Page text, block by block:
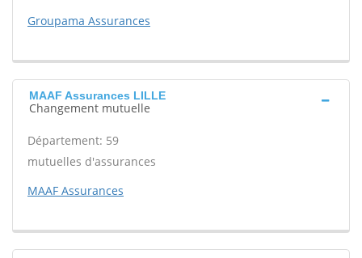
Groupama Assurances
MAAF Assurances LILLE
Changement mutuelle
Département: 59
mutuelles d'assurances
MAAF Assurances